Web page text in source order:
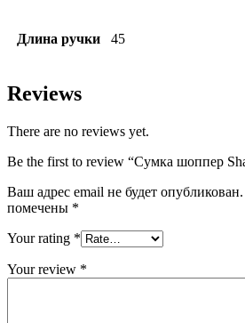
Длина ручки 45
Reviews
There are no reviews yet.
Be the first to review “Сумка шоппер
Ваш адрес email не будет опубликован.
помечены *
Your rating *
Your review *